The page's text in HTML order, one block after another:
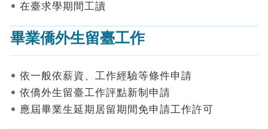
請
進
詢
見
在臺求學期間工讀
畢業僑外生留臺工作
依一般依薪資、工作經驗等條件申請
依僑外生留臺工作評點新制申請
應屆畢業生延期居留期間免申請工作許可